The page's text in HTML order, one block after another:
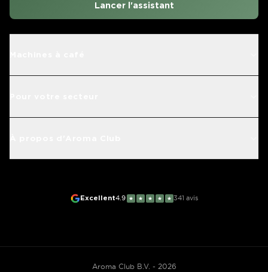
Lancer l'assistant
Excellent4.9 ★ ★ ★ ★ ★ 341 avis
Aroma Club B.V. - 2026